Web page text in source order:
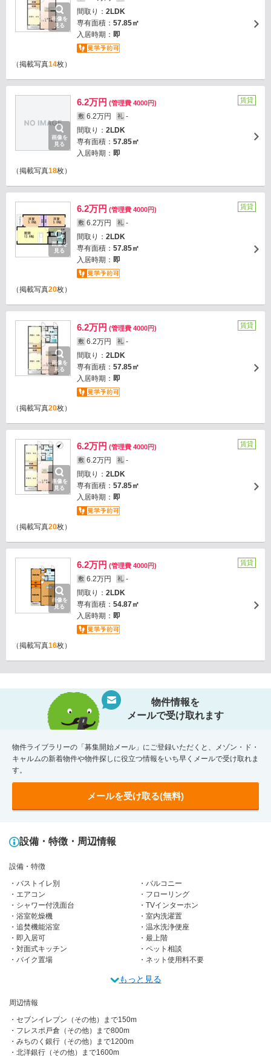
画像を
見る
間取り： 2LDK
専有面積： 57.85㎡
入居時期： 即
（掲載写真14枚）
画像を
見る
6.2万円 (管理費 4000円)
敷 6.2万円 礼 -
間取り： 2LDK
専有面積： 57.85㎡
入居時期： 即
賃貸
（掲載写真18枚）
画像を
見る
6.2万円 (管理費 4000円)
敷 6.2万円 礼 -
間取り： 2LDK
専有面積： 57.85㎡
入居時期： 即
賃貸
（掲載写真20枚）
画像を
見る
6.2万円 (管理費 4000円)
敷 6.2万円 礼 -
間取り： 2LDK
専有面積： 57.85㎡
入居時期： 即
賃貸
（掲載写真20枚）
画像を
見る
6.2万円 (管理費 4000円)
敷 6.2万円 礼 -
間取り： 2LDK
専有面積： 57.85㎡
入居時期： 即
賃貸
（掲載写真20枚）
画像を
見る
6.2万円 (管理費 4000円)
敷 6.2万円 礼 -
間取り： 2LDK
専有面積： 54.87㎡
入居時期： 即
賃貸
（掲載写真16枚）
物件情報を
メールで受け取れます
物件ライブラリーの「募集開始メール」にご登録いただくと、メゾン・ド・
キャルムの新着物件や物件探しに役立つ情報をいち早くメールで受け取れま
す。
メールを受け取る(無料)
設備・特徴・周辺情報
設備・特徴
バストイレ別
バルコニー
エアコン
フローリング
シャワー付洗面台
TVインターホン
浴室乾燥機
室内洗濯置
追焚機能浴室
温水洗浄便座
即入居可
最上階
対面式キッチン
ペット相談
バイク置場
ネット使用料不要
もっと見る
周辺情報
セブンイレブン（その他）まで150m
フレスポ戸倉（その他）まで800m
みちのく銀行（その他）まで1200m
北洋銀行（その他）まで1600m